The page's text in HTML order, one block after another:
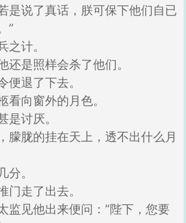
是说了真话，朕可保下他们自已
”
之计。
还是照样会杀了他们。
便退了下去。
看向窗外的月色。
是讨厌。
朦胧的挂在天上，透不出什么月
分。
门走了出去。
监见他出来便问：“陛下，您要